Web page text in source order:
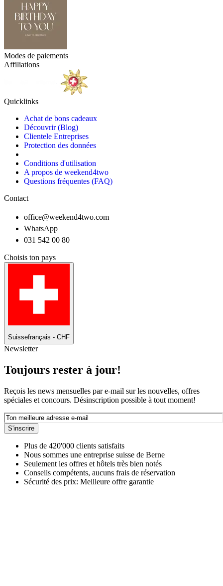
Modes de paiements
Affiliations
Quicklinks
Achat de bons cadeaux
Découvrir (Blog)
Clientele Entreprises
Protection des données
Conditions d'utilisation
A propos de weekend4two
Questions fréquentes (FAQ)
Contact
office@weekend4two.com
WhatsApp
031 542 00 80
Choisis ton pays
Suissefrançais - CHF
Newsletter
Toujours rester à jour!
Reçois les news mensuelles par e-mail sur les nouvelles, offres
spéciales et concours. Désinscription possible à tout moment!
S'inscrire
Plus de 420'000 clients satisfaits
Nous sommes une entreprise suisse de Berne
Seulement les offres et hôtels très bien notés
Conseils compétents, aucuns frais de réservation
Sécurité des prix: Meilleure offre garantie